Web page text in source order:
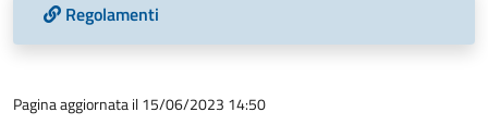
Regolamenti
Pagina aggiornata il 15/06/2023 14:50